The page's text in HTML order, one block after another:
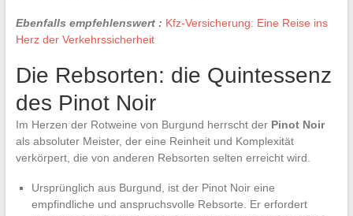
Ebenfalls empfehlenswert : Kfz-Versicherung: Eine Reise ins
Herz der Verkehrssicherheit
Die Rebsorten: die Quintessenz
des Pinot Noir
Im Herzen der Rotweine von Burgund herrscht der Pinot Noir
als absoluter Meister, der eine Reinheit und Komplexität
verkörpert, die von anderen Rebsorten selten erreicht wird.
Ursprünglich aus Burgund, ist der Pinot Noir eine
empfindliche und anspruchsvolle Rebsorte. Er erfordert